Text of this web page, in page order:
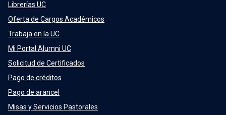
Librerías UC
Oferta de Cargos Académicos
Trabaja en la UC
Mi Portal Alumni UC
Solicitud de Certificados
Pago de créditos
Pago de arancel
Misas y Servicios Pastorales